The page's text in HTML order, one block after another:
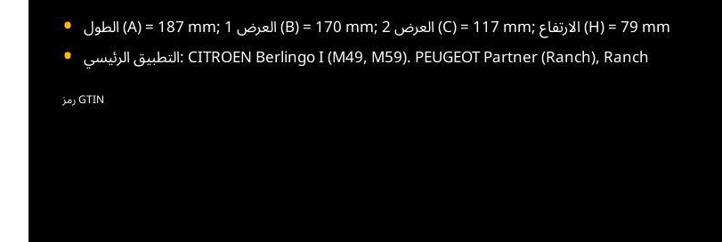
الطول (A) = 187 mm; العرض 1 (B) = 170 mm; العرض 2 (C) = 117 mm; الارتفاع (H) = 79 mm
التطبيق الرئيسي: CITROEN Berlingo I (M49, M59). PEUGEOT Partner (Ranch), Ranch
رمز GTIN